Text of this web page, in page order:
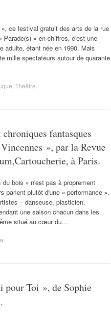
ce festival gratuit des arts de la rue
Parade(s) » en chiffres, c'est une
adulte, étant née en 1990. Mais
mille spectateurs autour de quarante
Théâtre
fantasques
», par la Revue
à Paris.
bois » n'est pas à proprement
parlent plutôt d'une « performance ».
– danseuse, plasticien,
une saison chacun dans les
situé au cœur du…
pour Toi », de Sophie